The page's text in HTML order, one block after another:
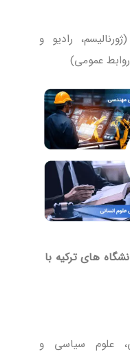
رادیو و
عمومی)
های ترکیه با
علوم سیاسی و